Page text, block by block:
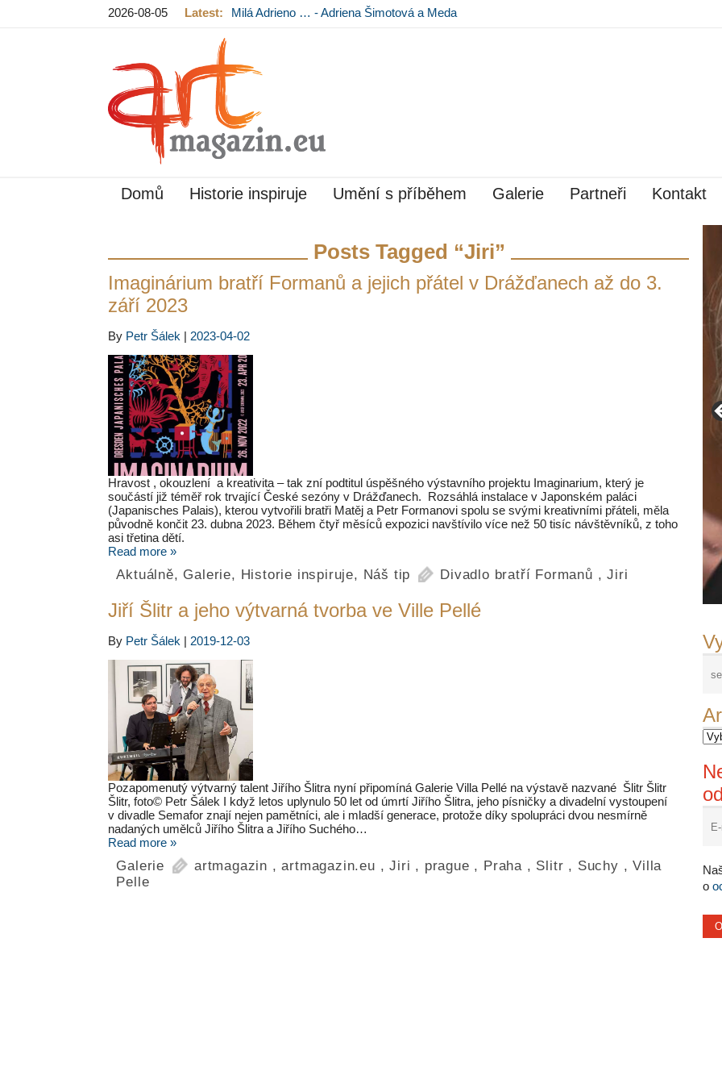
2026-08-05 Latest:
Milá Adrieno … - Adriena Šimotová a Meda
Domů Historie inspiruje Umění s příběhem Galerie Partneři Kontakt
o
Posts Tagged “Jiri”
Imaginárium bratří Formanů a jejich přátel v Drážďanech až do 3.
září 2023
By Petr Šálek | 2023-04-02
Hravost , okouzlení a kreativita – tak zní podtitul úspěšného výstavního projektu Imaginarium, který je
součástí již téměř rok trvající České sezóny v Drážďanech. Rozsáhlá instalace v Japonském paláci
(Japanisches Palais), kterou vytvořili bratři Matěj a Petr Formanovi spolu se svými kreativními přáteli, měla
původně končit 23. dubna 2023. Během čtyř měsíců expozici navštívilo více než 50 tisíc návštěvníků, z toho
asi třetina dětí.
Read more »
Aktuálně, Galerie, Historie inspiruje, Náš tip Divadlo bratří Formanů ,Jiri
Jiří Šlitr a jeho výtvarná tvorba ve Ville Pellé
By Petr Šálek | 2019-12-03
Pozapomenutý výtvarný talent Jiřího Šlitra nyní připomíná Galerie Villa Pellé na výstavě nazvané Šlitr Šlitr
Šlitr, foto© Petr Šálek I když letos uplynulo 50 let od úmrtí Jiřího Šlitra, jeho písničky a divadelní vystoupení
v divadle Semafor znají nejen pamětníci, ale i mladší generace, protože díky spolupráci dvou nesmírně
nadaných umělců Jiřího Šlitra a Jiřího Suchého…
Read more »
Galerie artmagazin ,artmagazin.eu ,Jiri , prague , Praha , Slitr , Suchy ,Villa
Pelle